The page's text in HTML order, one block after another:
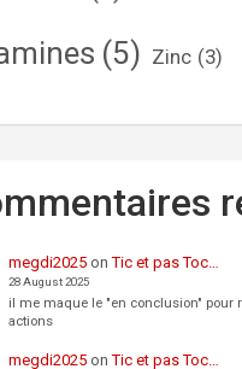
(5) Zinc (3)
megdi2025onTic et pas Toc…
28 August 2025
il me maque le "en conclusion" pour
actions
megdi2025onTic et pas Toc…